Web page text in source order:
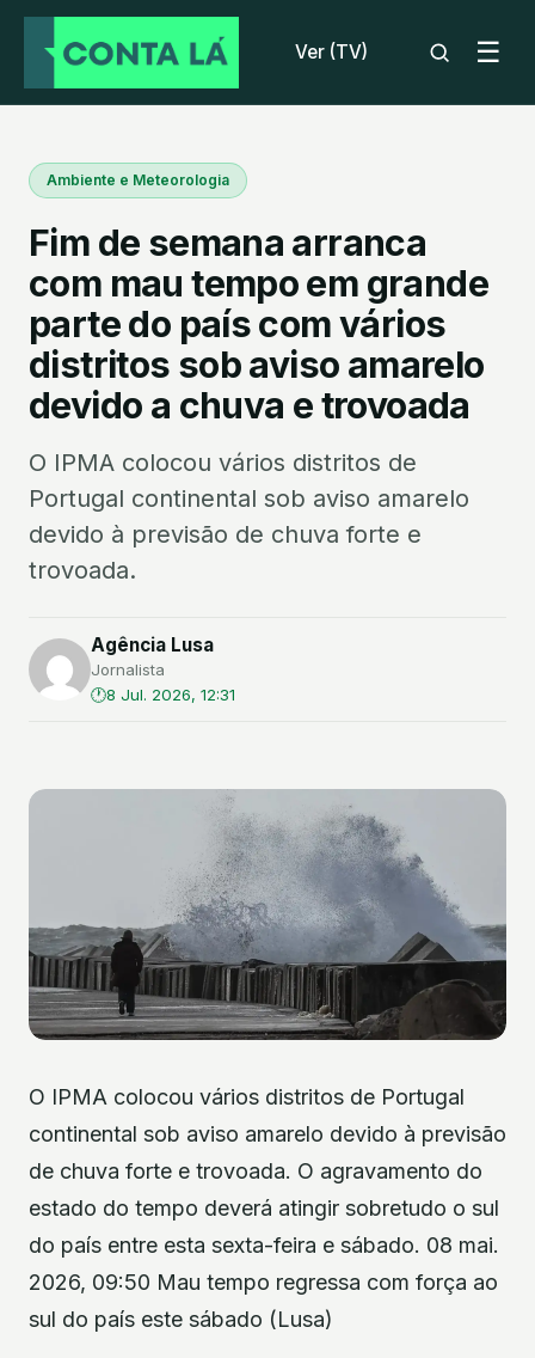
Ver (TV) ☰
Ambiente e Meteorologia
Fim de semana arranca
com mau tempo em grande
parte do país com vários
distritos sob aviso amarelo
devido a chuva e trovoada
O IPMA colocou vários distritos de
Portugal continental sob aviso amarelo
devido à previsão de chuva forte e
trovoada.
Agência Lusa
Jornalista
8 Jul. 2026, 12:31
O IPMA colocou vários distritos de Portugal
continental sob aviso amarelo devido à previsão
de chuva forte e trovoada. O agravamento do
estado do tempo deverá atingir sobretudo o sul
do país entre esta sexta-feira e sábado. 08 mai.
2026, 09:50 Mau tempo regressa com força ao
sul do país este sábado (Lusa)